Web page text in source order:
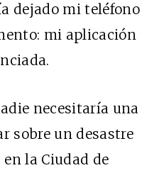
dejado mi teléfono
mi aplicación
necesitaría una
sobre un desastre
la Ciudad de